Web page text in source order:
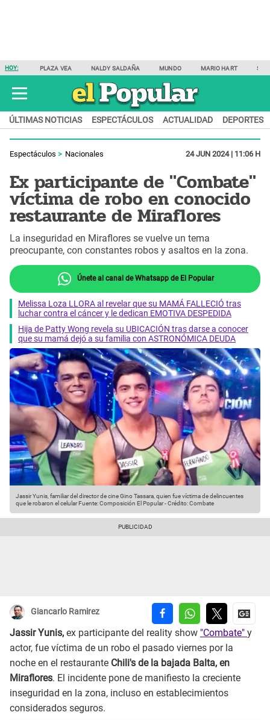
HOY: PLAZA VEA NALDY SALDAÑA MUNDO MARIO HART
ÚLTIMAS NOTICIAS ESPECTÁCULOS ACTUALIDAD DEPORTES
Espectáculos Nacionales 24 JUN 2024 | 11:06 H
Ex participante de "Combate"
víctima de robo en conocido
restaurante de Miraflores
La inseguridad en Miraflores se vuelve un tema
preocupante, con constantes robos y asaltos en la zona.
Únete al canal de Whatsapp de El Popular
Melissa Loza LLORA al revelar que su MAMÁ FALLECIÓ tras
luchar contra el cáncer y le dedican EMOTIVA DESPEDIDA
Hija de Patty Wong revela su UBICACIÓN tras darse a conocer
que su mamá dejó a su familia con ASTRONÓMICA DEUDA
Jassir Yunis, familiar del director de cine Gino Tassara, quien fue víctima de delincuentes
que le robaron el celularFuente: Composición El Popular-Crédito: Combate
Giancarlo Ramirez
Jassir Yunis, ex participante del reality show "Combate" y
actor, fue víctima de un robo el pasado viernes por la
noche en el restaurante Chili's de la bajada Balta, en
Miraflores. El incidente pone de manifiesto la creciente
inseguridad en la zona, incluso en establecimientos
considerados seguros.